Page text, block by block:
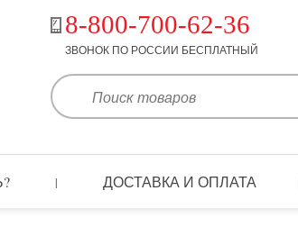
8-800-700-62-36
ЗВОНОК ПО РОССИИ БЕСПЛАТНЫЙ
| ДОСТАВКА И ОПЛАТА